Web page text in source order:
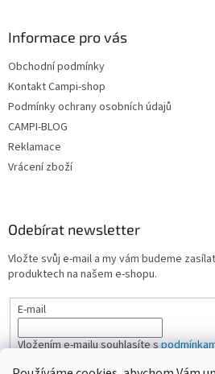
Informace pro vás
Obchodní podmínky
Kontakt Campi-shop
Podmínky ochrany osobních údajů
CAMPI-BLOG
Reklamace
Vrácení zboží
Odebírat newsletter
Vložte svůj e-mail a my vám budeme
produktech na našem e-shopu.
E-mail
Vložením e-mailu souhlasíte s